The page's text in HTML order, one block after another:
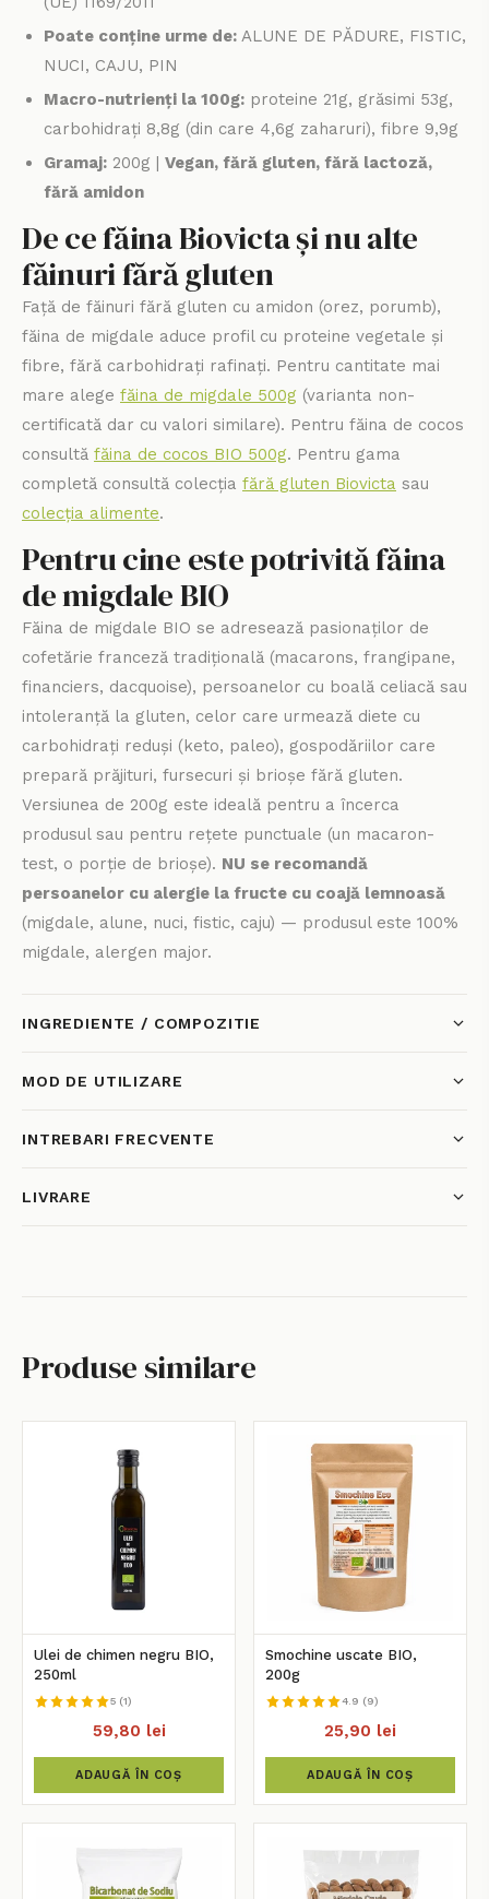
Poate conține urme de: ALUNE DE PĂDURE, FISTIC,
NUCI, CAJU, PIN
Macro-nutrienți la 100g: proteine 21g, grăsimi 53g,
carbohidrați 8,8g (din care 4,6g zaharuri), fibre 9,9g
Gramaj: 200g | Vegan, fără gluten, fără lactoză,
fără amidon
De ce făina Biovicta și nu alte
făinuri fără gluten
Față de făinuri fără gluten cu amidon (orez, porumb),
făina de migdale aduce profil cu proteine vegetale și
fibre, fără carbohidrați rafinați. Pentru cantitate mai
mare alege făina de migdale 500g (varianta non-
certificată dar cu valori similare). Pentru făina de cocos
consultă făina de cocos BIO 500g. Pentru gama
completă consultă colecția fără gluten Biovicta sau
colecția alimente.
Pentru cine este potrivită făina
de migdale BIO
Făina de migdale BIO se adresează pasionaților de
cofetărie franceză tradițională (macarons, frangipane,
financiers, dacquoise), persoanelor cu boală celiacă sau
intoleranță la gluten, celor care urmează diete cu
carbohidrați reduși (keto, paleo), gospodăriilor care
prepară prăjituri, fursecuri și brioșe fără gluten.
Versiunea de 200g este ideală pentru a încerca
produsul sau pentru rețete punctuale (un macaron-
test, o porție de brioșe). NU se recomandă
persoanelor cu alergie la fructe cu coajă lemnoasă
(migdale, alune, nuci, fistic, caju) — produsul este 100%
migdale, alergen major.
INGREDIENTE / COMPOZITIE
MOD DE UTILIZARE
INTREBARI FRECVENTE
LIVRARE
Produse similare
Ulei de chimen negru BIO,
250ml
5 (1)
59,80 lei
ADAUGĂ ÎN COȘ
Smochine uscate BIO,
200g
4.9 (9)
25,90 lei
ADAUGĂ ÎN COȘ